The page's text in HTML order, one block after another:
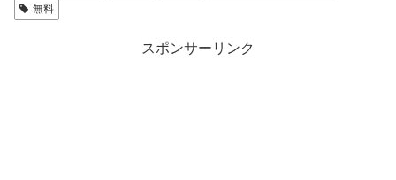
無料
スポンサーリンク